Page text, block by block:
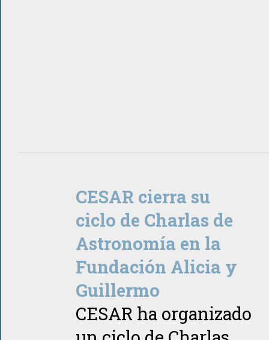
CESAR cierra su
ciclo de Charlas de
Astronomía en la
Fundación Alicia y
Guillermo
CESAR ha organizado